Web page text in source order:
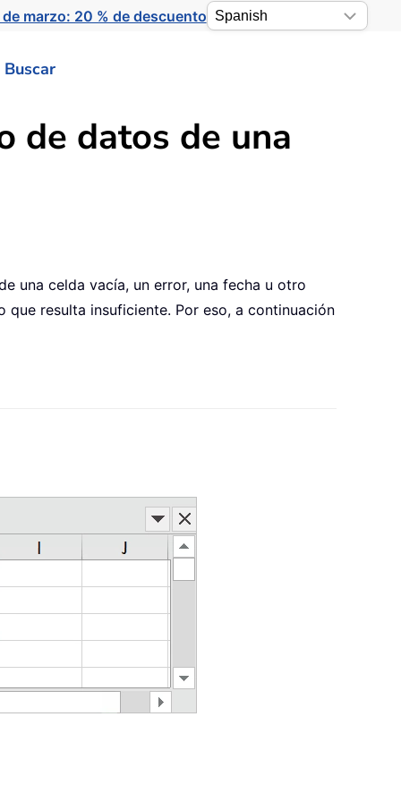
marzo: 20 % de descuento
Buscar
de datos de una
una celda vacía, un error, una fecha u otro
resulta insuficiente. Por eso, a continuación